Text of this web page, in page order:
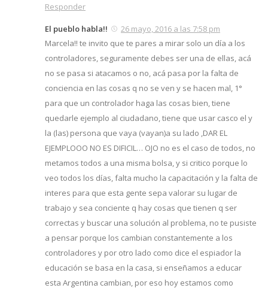
Responder
El pueblo habla!!
26 mayo, 2016 a las 7:58 pm
Marcela!! te invito que te pares a mirar solo un día a los
controladores, seguramente debes ser una de ellas, acá
no se pasa si atacamos o no, acá pasa por la falta de
conciencia en las cosas q no se ven y se hacen mal, 1°
para que un controlador haga las cosas bien, tiene
quedarle ejemplo al ciudadano, tiene que usar casco el y
la (las) persona que vaya (vayan)a su lado ,DAR EL
EJEMPLOOO NO ES DIFICIL… OJO no es el caso de todos, no
metamos todos a una misma bolsa, y si critico porque lo
veo todos los días, falta mucho la capacitación y la falta de
interes para que esta gente sepa valorar su lugar de
trabajo y sea conciente q hay cosas que tienen q ser
correctas y buscar una solución al problema, no te pusiste
a pensar porque los cambian constantemente a los
controladores y por otro lado como dice el espiador la
educación se basa en la casa, si enseñamos a educar
esta Argentina cambian, por eso hoy estamos como